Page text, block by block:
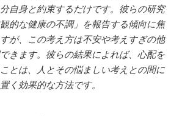
自身と約束するだけです。彼らの研究
的な健康の不調」を報告する傾向に焦
が、この考え方は不安や考えすぎの他
きます。彼らの結果によれば、心配を
とは、人とその悩ましい考えとの間に
く効果的な方法です。